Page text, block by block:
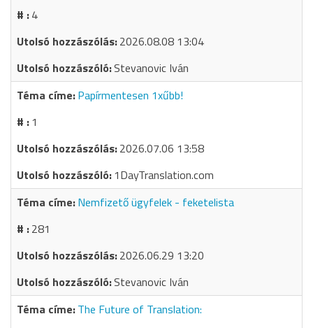
4
2026.08.08 13:04
Stevanovic Iván
Papírmentesen 1xűbb!
1
2026.07.06 13:58
1DayTranslation.com
Nemfizető ügyfelek - feketelista
281
2026.06.29 13:20
Stevanovic Iván
The Future of Translation: